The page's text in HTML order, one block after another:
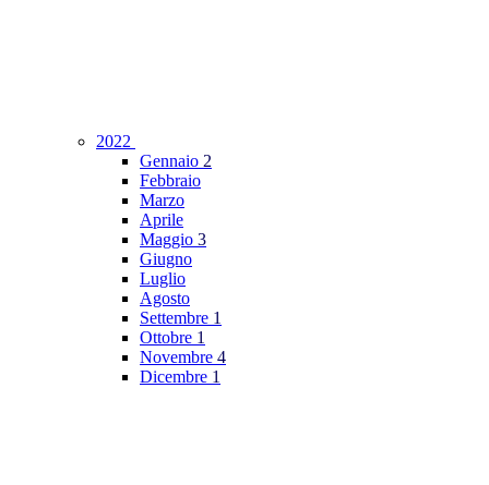
2022
Gennaio 2
Febbraio
Marzo
Aprile
Maggio 3
Giugno
Luglio
Agosto
Settembre 1
Ottobre 1
Novembre 4
Dicembre 1